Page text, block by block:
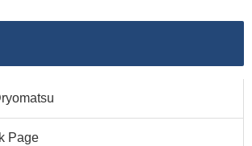
Page